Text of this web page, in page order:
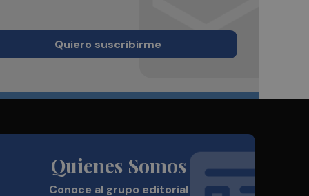
Quiero suscribirme
Quienes Somos
Conoce al grupo editorial